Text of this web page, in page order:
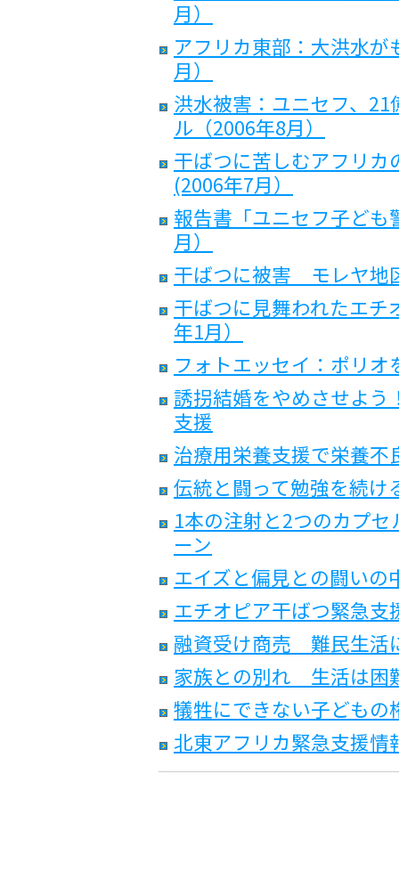
月）
アフリカ東部：大洪水
月）
洪水被害：ユニセフ、
ル（2006年8月）
干ばつに苦しむアフリ
(2006年7月）
報告書「ユニセフ子ど
月）
干ばつに被害 モレヤ地
干ばつに見舞われたエ
年1月）
フォトエッセイ：ポリ
誘拐結婚をやめさせよ
支援
治療用栄養支援で栄養
伝統と闘って勉強を続け
1本の注射と2つのカプ
ーン
エイズと偏見との闘いの
エチオピア干ばつ緊急支
融資受け商売 難民生活
家族との別れ 生活は困
犠牲にできない子どもの
北東アフリカ緊急支援情